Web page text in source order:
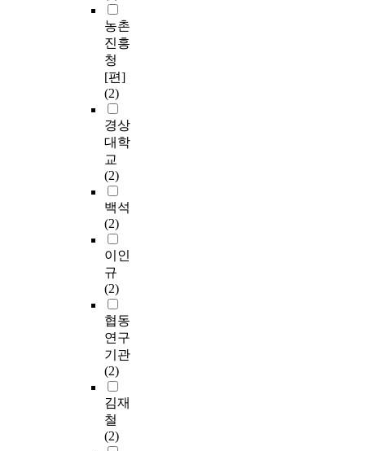
농촌
진흥
청
[편]
(2)
경상
대학
교
(2)
백석
(2)
이인
규
(2)
협동
연구
기관
(2)
김재
철
(2)